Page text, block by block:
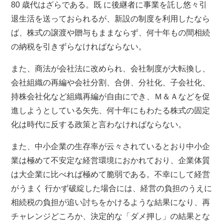
80 歳代はざらである。既 に後継者に事業を託し悠々引
退生活を送っておられるが、新設の制度を利用したなら
ば、株式の譲渡や贈与もままならず、何十年もの間相続
の納税を引きずらなければならない。
また、商法が会社法に改められ、会社制度が大転換し、
会社組織の再編や会社分割、合併、分社化、子会社化、
持株会社化など組織再編が自由にでき、Ｍ＆Ａなどを促
進しようとしている矢先、何十年にもわたる株式の固定
化は時代に反する政策と言わなければならない。
また、中小企業の生存率が云々されているとおり中小企
業は極めて不安定な経営環境におかれており、企業体質
は大企業に比べれば極めて脆弱である。不幸にして経営
がうまく 行かず破綻した場合には、経営の負担のうえに
相続税の負担が追い討ちをかけるような結果になり、再
チャレンジどころか、決定的な「ダメ押し」の結果とな